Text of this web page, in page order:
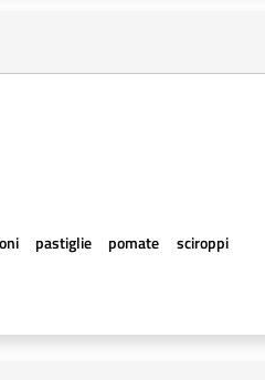
pastiglie pomate sciroppi